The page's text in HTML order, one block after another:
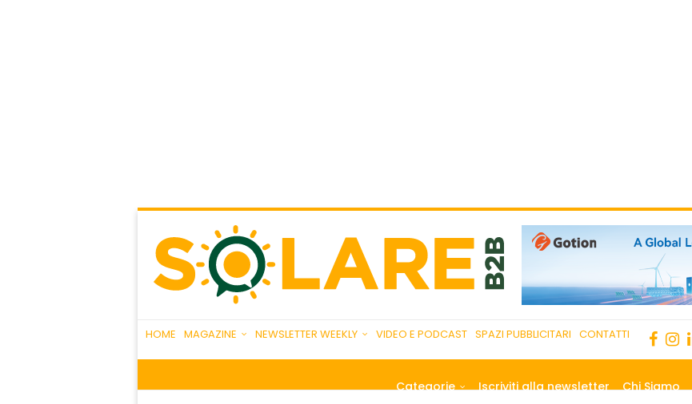
HOME MAGAZINE NEWSLETTER WEEKLY VIDEO E PODCAST SPAZI PUBBLICITARI CONTATTI
Categorie Iscriviti alla newsletter Chi Siamo